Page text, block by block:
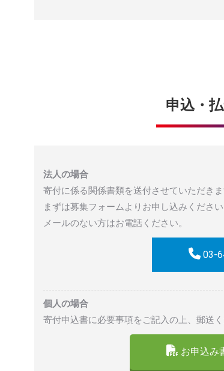
申込・
法人の場合
寄付に係る関係書類を送付させていただきま
まずは募集フォームよりお申し込みください
メールのない方はお電話ください。
03-
個人の場合
寄付申込書に必要事項をご記入の上、郵送く
お申込み